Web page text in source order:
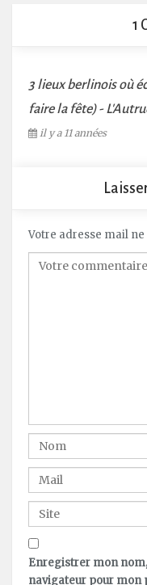
1
3 lieux berlinois où
faire la fête) -
il y a 11 années
Votre adresse mail
Enregistrer mon
navigateur pour mon